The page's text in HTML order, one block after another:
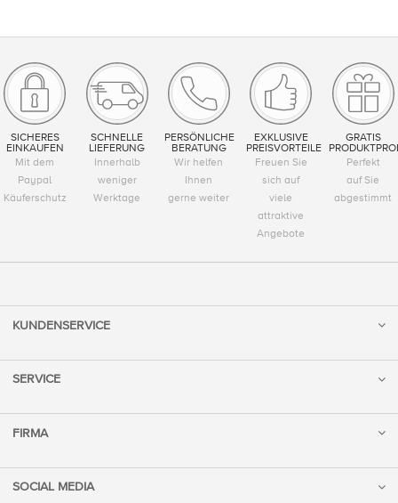
SICHERES
EINKAUFEN
Mit dem
Paypal
Käuferschutz
SCHNELLE
LIEFERUNG
Innerhalb
weniger
Werktage
PERSÖNLICHE
BERATUNG
Wir helfen
Ihnen
gerne weiter
EXKLUSIVE
PREISVORTEILE
Freuen Sie
sich auf
viele
attraktive
Angebote
GRATIS
Perfekt
auf Sie
abgestimmt
KUNDENSERVICE
SERVICE
FIRMA
SOCIAL MEDIA